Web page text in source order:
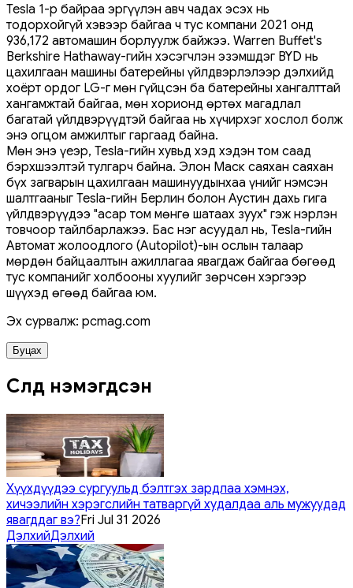
Tesla 1-р байраа эргүүлэн авч чадах эсэх нь
тодорхойгүй хэвээр байгаа ч тус компани 2021 онд
936,172 автомашин борлуулж байжээ. Warren Buffet's
Berkshire Hathaway-гийн хэсэгчлэн эзэмшдэг BYD нь
цахилгаан машины батерейны үйлдвэрлэлээр дэлхийд
хоёрт ордог LG-г мөн гүйцсэн ба батерейны хангалттай
хангамжтай байгаа, мөн хорионд өртөх магадлал
багатай үйлдвэрүүдтэй байгаа нь хүчирхэг хослол болж
энэ огцом амжилтыг гаргаад байна.
Мөн энэ үеэр, Tesla-гийн хувьд хэд хэдэн том саад
бэрхшээлтэй тулгарч байна. Элон Маск саяхан саяхан
бүх загварын цахилгаан машинуудынхаа үнийг нэмсэн
шалтгааныг Tesla-гийн Берлин болон Аустин дахь гига
үйлдвэрүүдээ "асар том мөнгө шатаах зуух" гэж нэрлэн
товчоор тайлбарлажээ. Бас нэг асуудал нь, Tesla-гийн
Автомат жолоодлого (Autopilot)-ын ослын талаар
мөрдөн байцаалтын ажиллагаа явагдаж байгаа бөгөөд
тус компанийг холбооны хуулийг зөрчсөн хэргээр
шүүхэд өгөөд байгаа юм.
Эх сурвалж: pcmag.com
Буцах
Сүүлд нэмэгдсэн
Хүүхдүүдээ сургуульд бэлтгэх зардлаа хэмнэх,
хичээлийн хэрэгслийн татваргүй худалдаа аль мужуудад
явагддаг вэ?Fri Jul 31 2026
ДэлхийДэлхий